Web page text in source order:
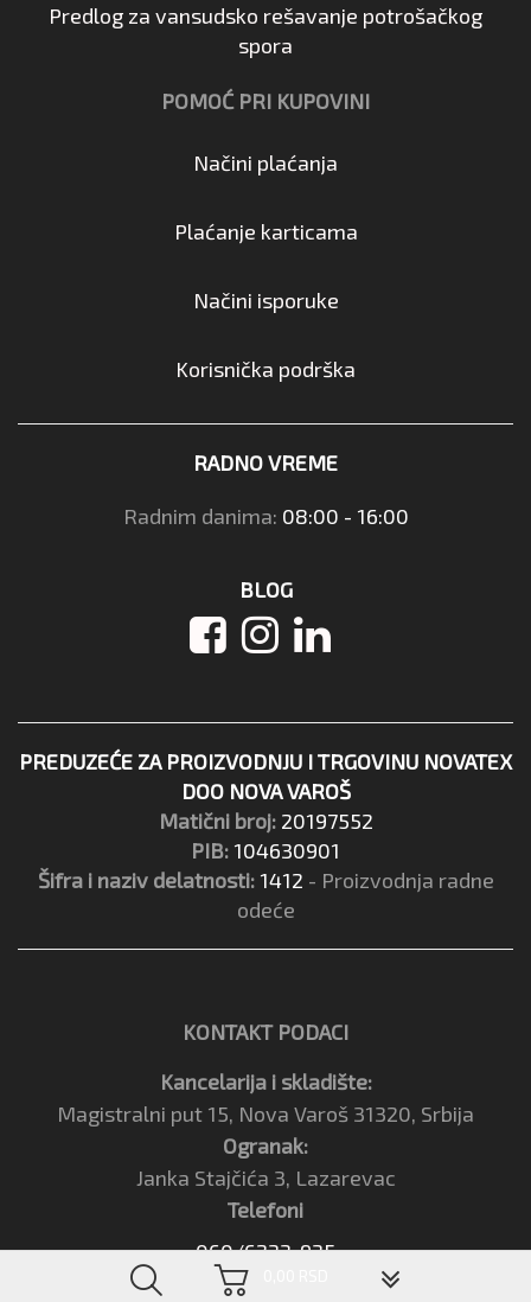
Predlog za vansudsko rešavanje potrošačkog
spora
POMOĆ PRI KUPOVINI
Načini plaćanja
Plaćanje karticama
Načini isporuke
Korisnička podrška
RADNO VREME
Radnim danima: 08:00 - 16:00
BLOG
PREDUZEĆE ZA PROIZVODNJU I TRGOVINU NOVATEX
DOO NOVA VAROŠ
Matični broj: 20197552
PIB: 104630901
Šifra i naziv delatnosti: 1412 - Proizvodnja radne
odeće
KONTAKT PODACI
Kancelarija i skladište:
Magistralni put 15, Nova Varoš 31320, Srbija
Ogranak:
Janka Stajčića 3, Lazarevac
Telefoni
060/6233-935
033/261-21-21
▼